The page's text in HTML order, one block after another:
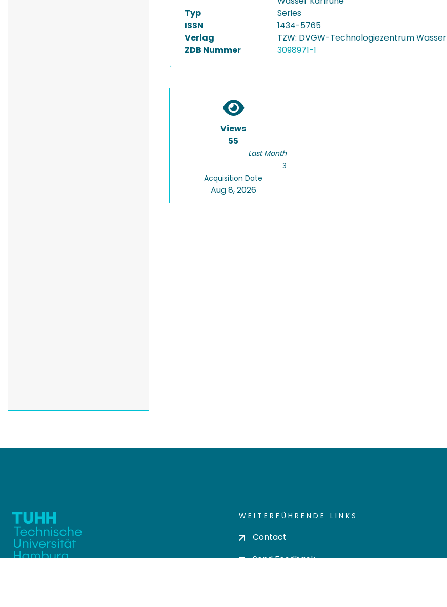
Typ
Series
ISSN
1434-5765
Verlag
TZW: DVGW-Technologiezentrum Wasser
ZDB Nummer
3098971-1
Views
55
Last Month
3
Acquisition Date
Aug 8, 2026
WEITERFÜHRENDE LINKS
Contact
Send Feedback